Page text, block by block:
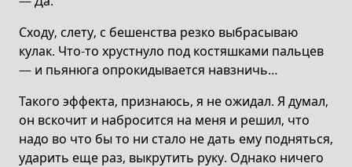
Сходу, слету, с бешенства резко выбрасываю
кулак. Что-то хрустнуло под костяшками пальцев
— и пьянюга опрокидывается навзничь…
Такого эффекта, признаюсь, я не ожидал. Я думал,
он вскочит и набросится на меня и решил, что
надо во что бы то ни стало не дать ему подняться,
ударить еще раз, выкрутить руку. Однако ничего